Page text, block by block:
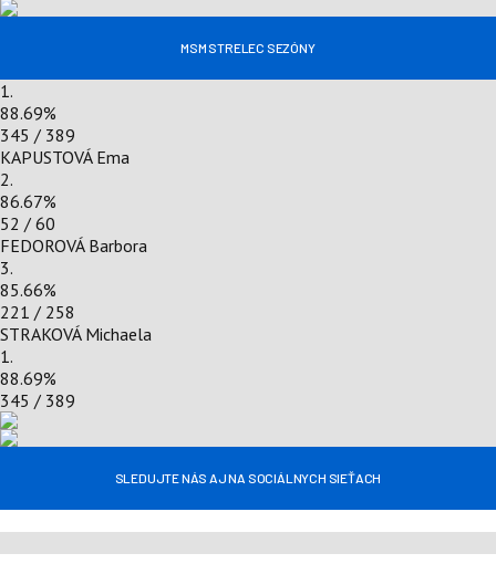
MSM STRELEC SEZÓNY
1.
88.69%
345 / 389
KAPUSTOVÁ Ema
2.
86.67%
52 / 60
FEDOROVÁ Barbora
3.
85.66%
221 / 258
STRAKOVÁ Michaela
1.
88.69%
345 / 389
SLEDUJTE NÁS AJ NA SOCIÁLNYCH SIEŤACH